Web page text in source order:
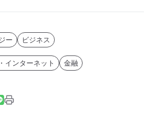
ー ビジネス
インターネット
金融